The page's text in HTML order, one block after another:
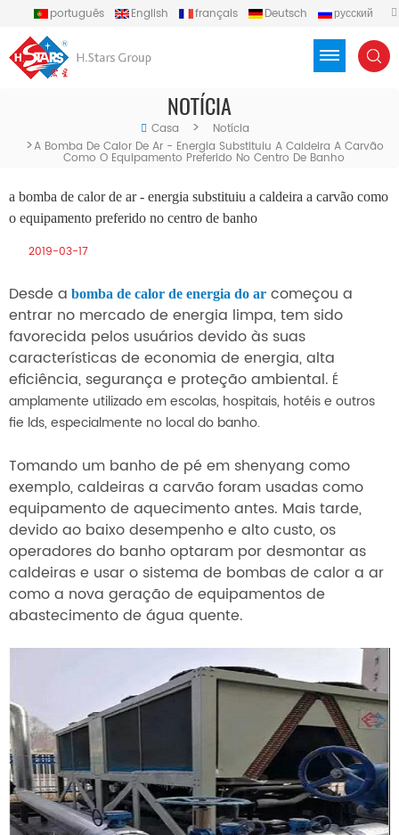
português English français Deutsch
русский
NOTÍCIA
Casa > Notícia
>A Bomba De Calor De Ar - Energia Substituiu A Caldeira A Carvão
Como O Equipamento Preferido No Centro De Banho
a bomba de calor de ar - energia substituiu a caldeira a carvão como
o equipamento preferido no centro de banho
2019-03-17
Desde a bomba de calor de energia do ar começou a
entrar no mercado de energia limpa, tem sido
favorecida pelos usuários devido às suas
características de economia de energia, alta
eficiência, segurança e proteção ambiental. É
amplamente utilizado em escolas, hospitais, hotéis e outros
fie lds, especialmente no local do banho.
Tomando um banho de pé em shenyang como
exemplo, caldeiras a carvão foram usadas como
equipamento de aquecimento antes. Mais tarde,
devido ao baixo desempenho e alto custo, os
operadores do banho optaram por desmontar as
caldeiras e usar o sistema de bombas de calor a ar
como a nova geração de equipamentos de
abastecimento de água quente.